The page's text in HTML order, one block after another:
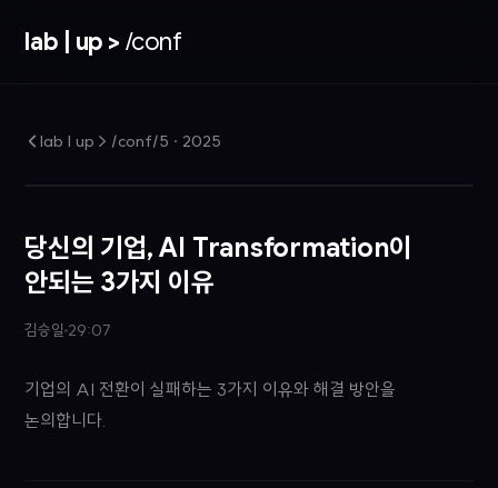
lab | up > /conf
lab | up > /conf/5 · 2025
당신의 기업, AI Transformation이
안되는 3가지 이유
김승일 29:07
기업의 AI 전환이 실패하는 3가지 이유와 해결 방안을
논의합니다.